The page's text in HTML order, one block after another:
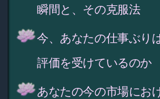
瞬間と、その克服法
今、あなたの仕事ぶり
評価を受けているのか
あなたの今の市場にお